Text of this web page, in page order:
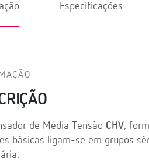
Especificações
de Média Tensão CHV,
básicas ligam-se em grupos